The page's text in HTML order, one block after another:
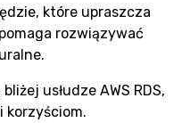
które upraszcza
rozwiązywać
usłudze AWS RDS,
korzyściom.